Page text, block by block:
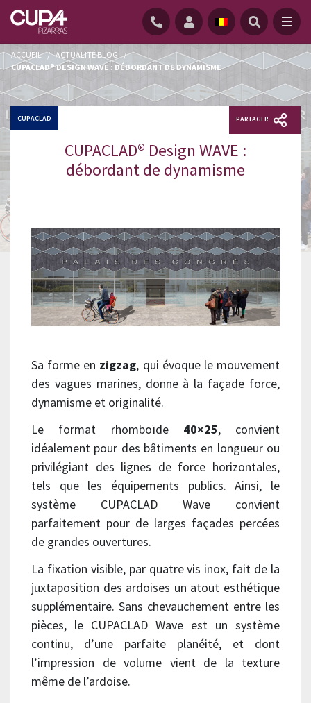
ACCUEIL / ACTUALITÉ BLOG /
CUPACLAD® DESIGN WAVE : DÉBORDANT DE DYNAMISME
CUPACLAD PARTAGER
CUPACLAD® Design WAVE :
débordant de dynamisme
Sa forme en zigzag, qui évoque le mouvement
des vagues marines, donne à la façade force,
dynamisme et originalité.
Le format rhomboïde 40×25, convient
idéalement pour des bâtiments en longueur ou
privilégiant des lignes de force horizontales,
tels que les équipements publics. Ainsi, le
système CUPACLAD Wave convient
parfaitement pour de larges façades percées
de grandes ouvertures.
La fixation visible, par quatre vis inox, fait de la
juxtaposition des ardoises un atout esthétique
supplémentaire. Sans chevauchement entre les
pièces, le CUPACLAD Wave est un système
continu, d’une parfaite planéité, et dont
l’impression de volume vient de la texture
même de l’ardoise.